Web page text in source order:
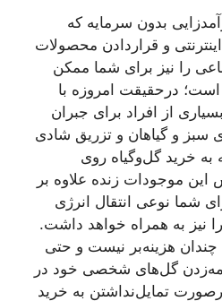
بدون سرمایه که
و قراردادن محصولات
را نیز برای شما ممکن
درحقیقت امروزه با
از افراد برای جبران
و گیاهان و تزریق شادی
خرید گل‌وگیاه روی
این موجودات زنده علاوه ‌بر
شما نوعی انتقال انرژی
به ‌همراه خواهد داشت.
هزینه‌بر نیست و حتی
گل‌های شخصی خود در
تمایل‌نداشتن به خرید